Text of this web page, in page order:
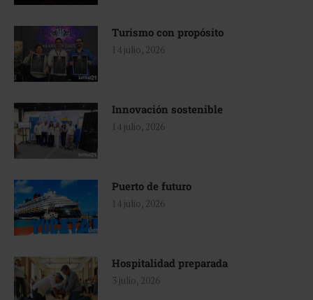
Turismo con propósito
14 julio, 2026
Innovación sostenible
14 julio, 2026
Puerto de futuro
14 julio, 2026
Hospitalidad preparada
3 julio, 2026